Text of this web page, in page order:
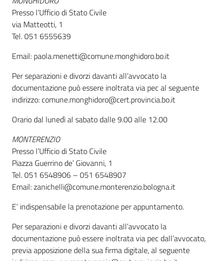
Presso l’Ufficio di Stato Civile
via Matteotti, 1
Tel. 051 6555639
Email: paola.menetti@comune.monghidoro.bo.it
Per separazioni e divorzi davanti all’avvocato la
documentazione può essere inoltrata via pec al seguente
indirizzo: comune.monghidoro@cert.provincia.bo.it
Orario dal lunedì al sabato dalle 9.00 alle 12.00
MONTERENZIO
Presso l’Ufficio di Stato Civile
Piazza Guerrino de’ Giovanni, 1
Tel. 051 6548906 – 051 6548907
Email: zanichelli@comune.monterenzio.bologna.it
E’ indispensabile la prenotazione per appuntamento.
Per separazioni e divorzi davanti all’avvocato la
documentazione può essere inoltrata via pec dall’avvocato,
previa apposizione della sua firma digitale, al seguente